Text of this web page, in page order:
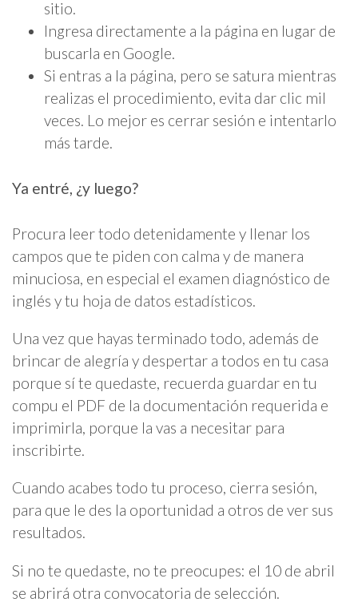
sitio.
Ingresa directamente a la página en lugar de
buscarla en Google.
Si entras a la página, pero se satura mientras
realizas el procedimiento, evita dar clic mil
veces. Lo mejor es cerrar sesión e intentarlo
más tarde.
Ya entré, ¿y luego?
Procura leer todo detenidamente y llenar los
campos que te piden con calma y de manera
minuciosa, en especial el examen diagnóstico de
inglés y tu hoja de datos estadísticos.
Una vez que hayas terminado todo, además de
brincar de alegría y despertar a todos en tu casa
porque sí te quedaste, recuerda guardar en tu
compu el PDF de la documentación requerida e
imprimirla, porque la vas a necesitar para
inscribirte.
Cuando acabes todo tu proceso, cierra sesión,
para que le des la oportunidad a otros de ver sus
resultados.
Si no te quedaste, no te preocupes: el 10 de abril
se abrirá otra convocatoria de selección.